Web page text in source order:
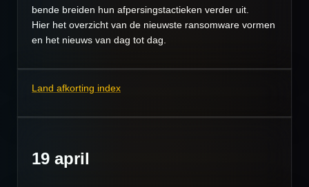
bende breiden hun afpersingstactieken verder uit.
Hier het overzicht van de nieuwste ransomware vormen
en het nieuws van dag tot dag.
Land afkorting index
19 april